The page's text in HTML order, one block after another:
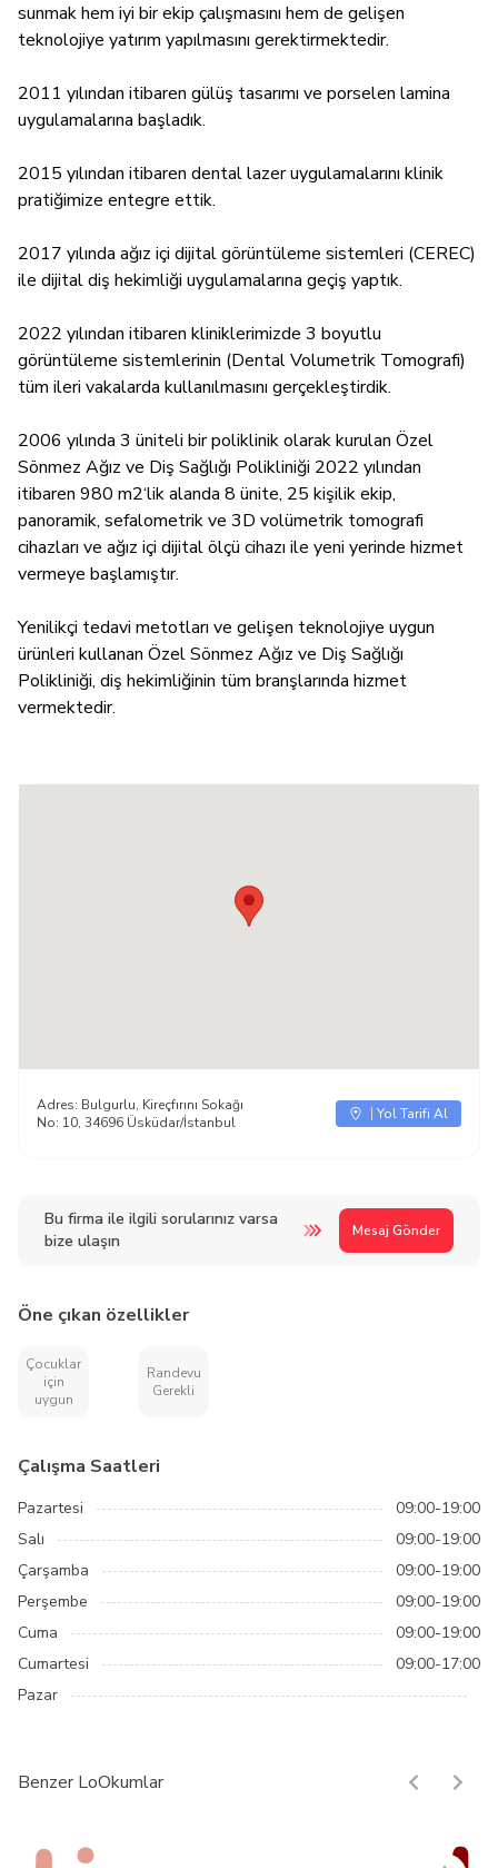
sunmak hem iyi bir ekip çalışmasını hem de gelişen
teknolojiye yatırım yapılmasını gerektirmektedir.
2011 yılından itibaren gülüş tasarımı ve porselen lamina
uygulamalarına başladık.
2015 yılından itibaren dental lazer uygulamalarını klinik
pratiğimize entegre ettik.
2017 yılında ağız içi dijital görüntüleme sistemleri (CEREC)
ile dijital diş hekimliği uygulamalarına geçiş yaptık.
2022 yılından itibaren kliniklerimizde 3 boyutlu
görüntüleme sistemlerinin (Dental Volumetrik Tomografi)
tüm ileri vakalarda kullanılmasını gerçekleştirdik.
2006 yılında 3 üniteli bir poliklinik olarak kurulan Özel
Sönmez Ağız ve Diş Sağlığı Polikliniği 2022 yılından
itibaren 980 m2‘lik alanda 8 ünite, 25 kişilik ekip,
panoramik, sefalometrik ve 3D volümetrik tomografi
cihazları ve ağız içi dijital ölçü cihazı ile yeni yerinde hizmet
vermeye başlamıştır.
Yenilikçi tedavi metotları ve gelişen teknolojiye uygun
ürünleri kullanan Özel Sönmez Ağız ve Diş Sağlığı
Polikliniği, diş hekimliğinin tüm branşlarında hizmet
vermektedir.
Bu firma ile ilgili sorularınız varsa
bize ulaşın
Mesaj Gönder
Adres: Bulgurlu, Kireçfırını Sokağı
No: 10, 34696 Üsküdar/İstanbul
Yol Tarifi Al
Öne çıkan özellikler
Çocuklar
için
uygun
Randevu
Gerekli
Çalışma Saatleri
Pazartesi
09:00-19:00
Salı
09:00-19:00
Çarşamba
09:00-19:00
Perşembe
09:00-19:00
Cuma
09:00-19:00
Cumartesi
09:00-17:00
Pazar
Benzer LoOkumlar